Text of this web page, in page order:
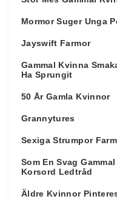
Mormor Suger Unga
Jayswift Farmor
Gammal Kvinna
Ha Sprungit
50 År Gamla Kvinnor
Grannytures
Sexiga Strumpor
Som En Svag
Korsord Ledtråd
Äldre Kvinnor